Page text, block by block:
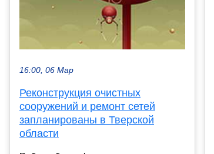
16:00, 06 Мар
Реконструкция очистных
сооружений и ремонт сетей
запланированы в Тверской
области